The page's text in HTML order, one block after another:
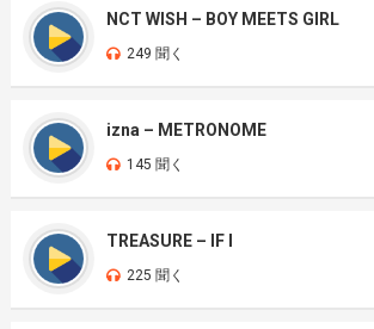
NCT WISH – BOY MEETS GIRL
249 聞く
izna – METRONOME
145 聞く
TREASURE – IF I
225 聞く